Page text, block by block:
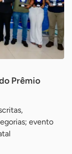
Prêmio
evento